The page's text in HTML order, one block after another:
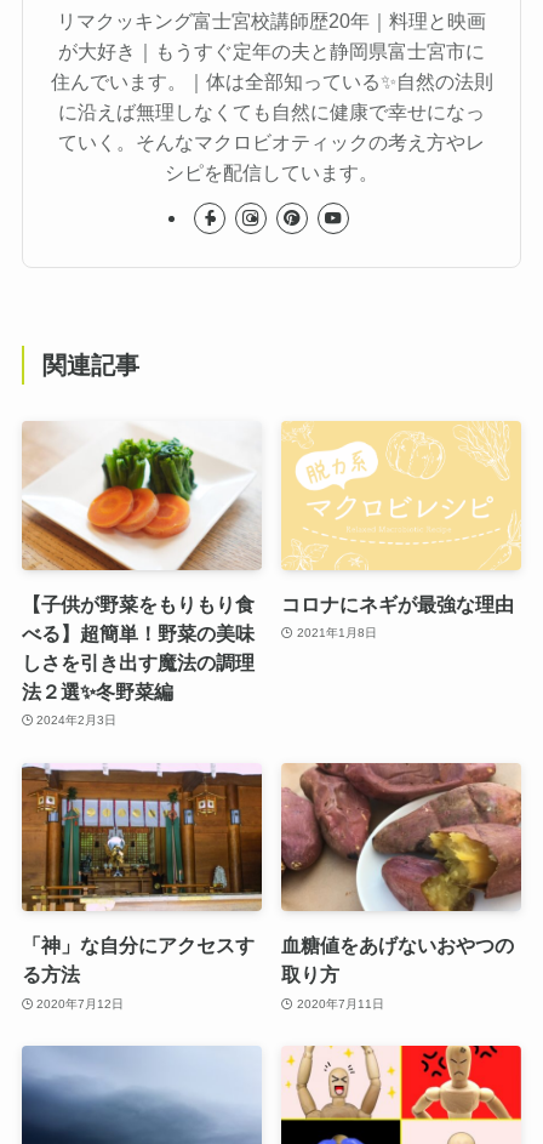
リマクッキング富士宮校講師歴20年｜料理と映画
が大好き｜もうすぐ定年の夫と静岡県富士宮市に
住んでいます。｜体は全部知っている✨自然の法則
に沿えば無理しなくても自然に健康で幸せになっ
ていく。そんなマクロビオティックの考え方やレ
シピを配信しています。
関連記事
【子供が野菜をもりもり食
べる】超簡単！野菜の美味
しさを引き出す魔法の調理
法２選✨冬野菜編
2024年2月3日
コロナにネギが最強な理由
2021年1月8日
「神」な自分にアクセスす
る方法
2020年7月12日
血糖値をあげないおやつの
取り方
2020年7月11日